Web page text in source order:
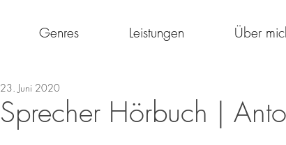
Genres Leistungen Über
Sprecher Hörbuch |
23. Juni 2020